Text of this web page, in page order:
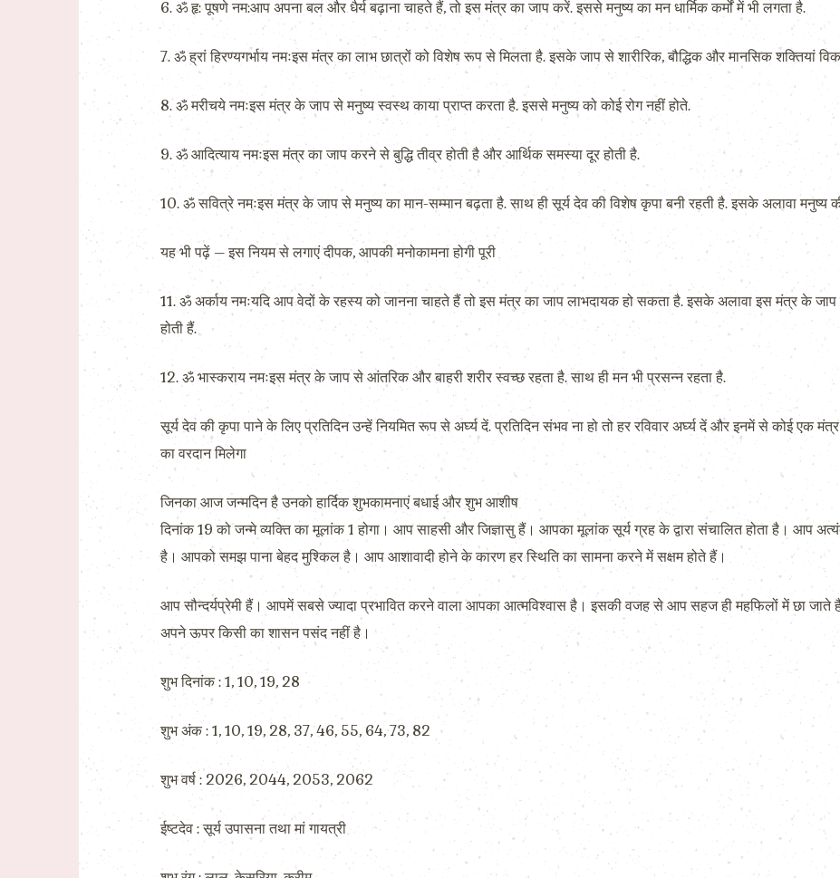
6. ॐ हृ: पूषणे नम:आप अपना बल और धैर्य बढ़ाना चाहते हैं, तो इस मंत्र का जाप करें. इससे मनुष्य का मन धार्मिक कर्मों में भी लगता है.
7. ॐ ह्रां हिरण्यगर्भाय नमःइस मंत्र का लाभ छात्रों को विशेष रूप से मिलता है. इसके जाप से शारीरिक, बौद्धिक और मानसिक शक्तियां
8. ॐ मरीचये नमःइस मंत्र के जाप से मनुष्य स्वस्थ काया प्राप्त करता है. इससे मनुष्य को कोई रोग नहीं होते.
9. ॐ आदित्याय नमःइस मंत्र का जाप करने से बुद्धि तीव्र होती है और आर्थिक समस्या दूर होती है.
10. ॐ सवित्रे नमःइस मंत्र के जाप से मनुष्य का मान-सम्मान बढ़ता है. साथ ही सूर्य देव की विशेष कृपा बनी रहती है. इसके अलावा मनुष्य
यह भी पढ़ें – इस नियम से लगाएं दीपक, आपकी मनोकामना होगी पूरी
11. ॐ अर्काय नमःयदि आप वेदों के रहस्य को जानना चाहते हैं तो इस मंत्र का जाप लाभदायक हो सकता है. इसके अलावा इस मंत्र के
होती हैं.
12. ॐ भास्कराय नमःइस मंत्र के जाप से आंतरिक और बाहरी शरीर स्वच्छ रहता है. साथ ही मन भी प्रसन्न रहता है.
सूर्य देव की कृपा पाने के लिए प्रतिदिन उन्हें नियमित रूप से अर्घ्य दें. प्रतिदिन संभव ना हो तो हर रविवार अर्घ्य दें और इनमें से कोई
का वरदान मिलेगा
जिनका आज जन्मदिन है उनको हार्दिक शुभकामनाएं बधाई और शुभ आशीष
दिनांक 19 को जन्मे व्यक्ति का मूलांक 1 होगा। आप साहसी और जिज्ञासु हैं। आपका मूलांक सूर्य ग्रह के द्वारा संचालित होता है। आप
है। आपको समझ पाना बेहद मुश्किल है। आप आशावादी होने के कारण हर स्थिति का सामना करने में सक्षम होते हैं।
आप सौन्दर्यप्रेमी हैं। आपमें सबसे ज्यादा प्रभावित करने वाला आपका आत्मविश्वास है। इसकी वजह से आप सहज ही महफिलों में छा जाते
अपने ऊपर किसी का शासन पसंद नहीं है।
शुभ दिनांक : 1, 10, 19, 28
शुभ अंक : 1, 10, 19, 28, 37, 46, 55, 64, 73, 82
शुभ वर्ष : 2026, 2044, 2053, 2062
ईष्टदेव : सूर्य उपासना तथा मां गायत्री